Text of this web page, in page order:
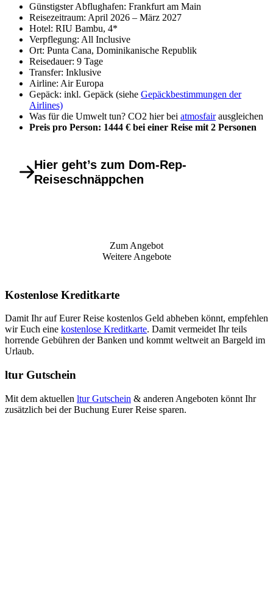
Günstigster Abflughafen: Frankfurt am Main
Reisezeitraum: April 2026 – März 2027
Hotel: RIU Bambu, 4*
Verpflegung: All Inclusive
Ort: Punta Cana, Dominikanische Republik
Reisedauer: 9 Tage
Transfer: Inklusive
Airline: Air Europa
Gepäck: inkl. Gepäck (siehe Gepäckbestimmungen der
Airlines)
Was für die Umwelt tun? CO2 hier bei atmosfairausgleichen
Preis pro Person: 1444 € bei einer Reise mit 2 Personen
Hier geht’s zum Dom-Rep-
Reiseschnäppchen
Zum Angebot
Weitere Angebote
Kostenlose Kreditkarte
Damit Ihr auf Eurer Reise kostenlos Geld abheben könnt, empfehlen
wir Euch eine kostenlose Kreditkarte. Damit vermeidet Ihr teils
horrende Gebühren der Banken und kommt weltweit an Bargeld im
Urlaub.
ltur Gutschein
Mit dem aktuellen ltur Gutschein & anderen Angeboten könnt Ihr
zusätzlich bei der Buchung Eurer Reise sparen.